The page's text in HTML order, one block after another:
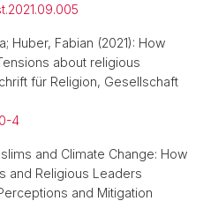
Huber, Fabian (2021): How
about religious
für Religion, Gesellschaft
4
and Climate Change: How
and Religious Leaders
and Mitigation